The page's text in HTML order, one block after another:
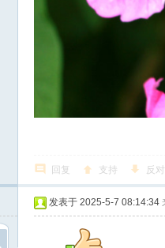
回复 支持 反对
发表于 2025-5-7 08:14:34